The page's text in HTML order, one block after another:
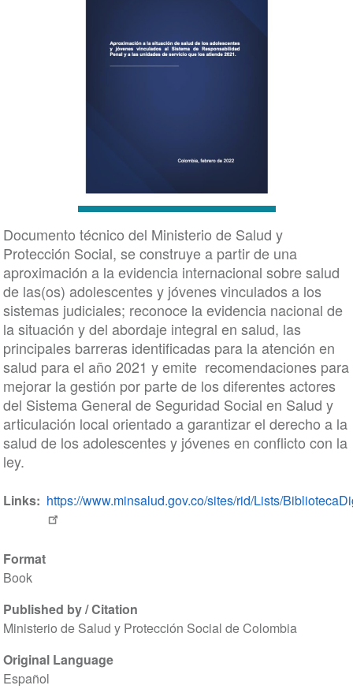
Format
Book
Published by / Citation
Ministerio de Salud y Protección Social de Colombia
Original Language
Español
Documento técnico del Ministerio de Salud y
Protección Social, se construye a partir de una
aproximación a la evidencia internacional sobre salud
de las(os) adolescentes y jóvenes vinculados a los
sistemas judiciales; reconoce la evidencia nacional de
la situación y del abordaje integral en salud, las
principales barreras identificadas para la atención en
salud para el año 2021 y emite recomendaciones para
mejorar la gestión por parte de los diferentes actores
del Sistema General de Seguridad Social en Salud y
articulación local orientado a garantizar el derecho a la
salud de los adolescentes y jóvenes en conflicto con la
ley.
Links https://www.minsalud.gov.co/sites/rid/Lists/